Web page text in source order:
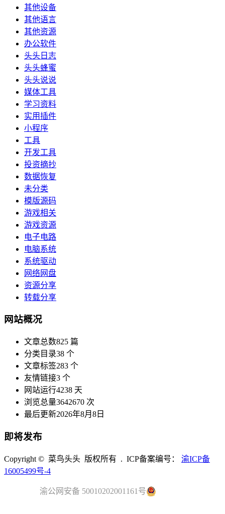
其他设备
其他语言
其他资源
办公软件
头头日志
头头蜂蜜
头头说说
媒体工具
学习资料
实用插件
小程序
工具
开发工具
投资摘抄
数据恢复
未分类
模版源码
游戏相关
游戏资源
电子电路
电脑系统
系统驱动
网络网盘
资源分享
转载分享
网站概况
文章总数825 篇
分类目录38 个
文章标签283 个
友情链接3 个
网站运行4238 天
浏览总量3642670 次
最后更新2026年8月8日
即将发布
Copyright © 菜鸟头头 版权所有 . ICP备案编号： 渝ICP备
16005499号-4
渝公网安备 50010202001161号